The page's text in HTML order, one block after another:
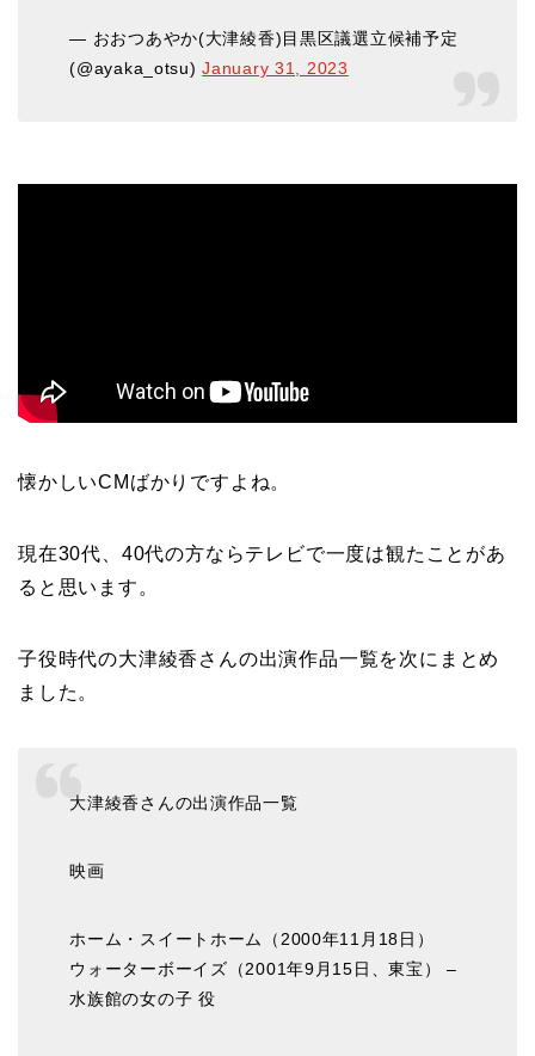
— おおつあやか(大津綾香)目黒区議選立候補予定
(@ayaka_otsu)January 31, 2023
懐かしいCMばかりですよね。
現在30代、40代の方ならテレビで一度は観たことがあ
ると思います。
子役時代の大津綾香さんの出演作品一覧を次にまとめ
ました。
大津綾香さんの出演作品一覧
映画
ホーム・スイートホーム（2000年11月18日）
ウォーターボーイズ（2001年9月15日、東宝） –
水族館の女の子 役